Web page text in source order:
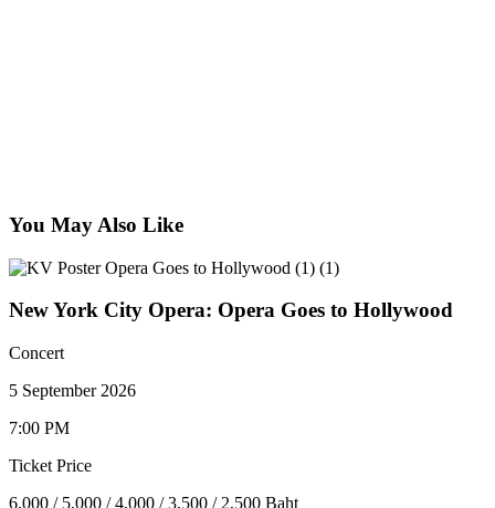
You May Also Like
New York City Opera: Opera Goes to Hollywood
Concert
5 September 2026
7:00 PM
Ticket Price
6,000 / 5,000 / 4,000 / 3,500 / 2,500 Baht